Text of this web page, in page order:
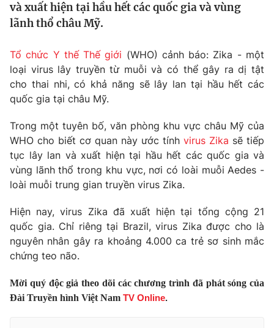
Thế giới
Thế giới đó đây
Câu chuyện quốc tế
Kinh tế
Tài chính
Thị trường
Góc doanh nghiệp
Dữ liệu và đời sống
Truyền hình
Phim VTV
Hậu trường
Khán giả
Giải sao mai
Giải trí
Điện ảnh
Âm nhạc
Sao
Du lịch
Làm đẹp
Giáo dục
Tuyển sinh
Học trực tuyến
Hitech Công nghệ tương lai
Giao lưu trực tuyến
và xuất hiện tại hầu hết các quốc gia và vùng
lãnh thổ châu Mỹ.
Tổ chức Y thế Thế giới (WHO) cảnh báo: Zika - một
loại virus lây truyền từ muỗi và có thể gây ra dị tật
cho thai nhi, có khả năng sẽ lây lan tại hầu hết các
quốc gia tại châu Mỹ.
Trong một tuyên bố, văn phòng khu vực châu Mỹ của
WHO cho biết cơ quan này ước tính virus Zika sẽ tiếp
tục lây lan và xuất hiện tại hầu hết các quốc gia và
vùng lãnh thổ trong khu vực, nơi có loài muỗi Aedes -
loài muỗi trung gian truyền virus Zika.
Hiện nay, virus Zika đã xuất hiện tại tổng cộng 21
quốc gia. Chỉ riêng tại Brazil, virus Zika được cho là
nguyên nhân gây ra khoảng 4.000 ca trẻ sơ sinh mắc
chứng teo não.
Mời quý độc giả theo dõi các chương trình đã phát sóng của
Đài Truyền hình Việt Nam TV Online.